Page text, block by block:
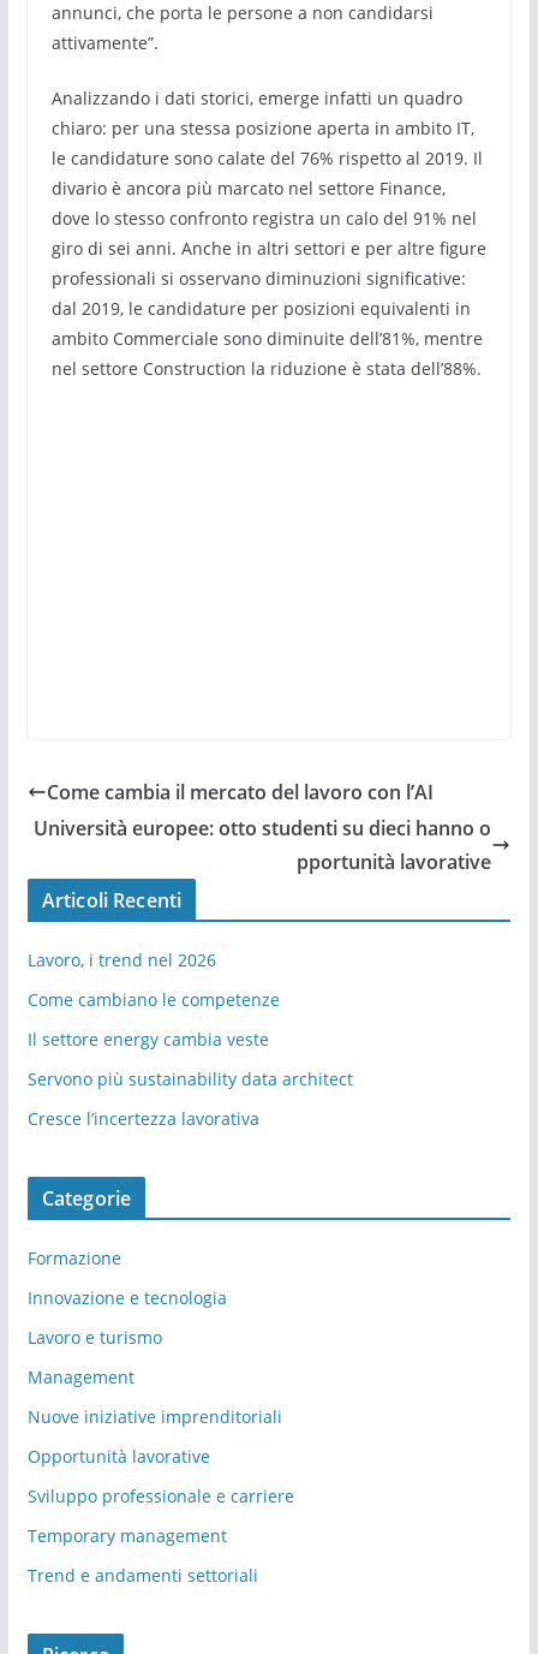
annunci, che porta le persone a non candidarsi
attivamente”.
Analizzando i dati storici, emerge infatti un quadro
chiaro: per una stessa posizione aperta in ambito IT,
le candidature sono calate del 76% rispetto al 2019. Il
divario è ancora più marcato nel settore Finance,
dove lo stesso confronto registra un calo del 91% nel
giro di sei anni. Anche in altri settori e per altre figure
professionali si osservano diminuzioni significative:
dal 2019, le candidature per posizioni equivalenti in
ambito Commerciale sono diminuite dell’81%, mentre
nel settore Construction la riduzione è stata dell’88%.
Come cambia il mercato del lavoro con l’AI
Università europee: otto studenti su dieci hanno o
pportunità lavorative
Articoli Recenti
Lavoro, i trend nel 2026
Come cambiano le competenze
Il settore energy cambia veste
Servono più sustainability data architect
Cresce l’incertezza lavorativa
Categorie
Formazione
Innovazione e tecnologia
Lavoro e turismo
Management
Nuove iniziative imprenditoriali
Opportunità lavorative
Sviluppo professionale e carriere
Temporary management
Trend e andamenti settoriali